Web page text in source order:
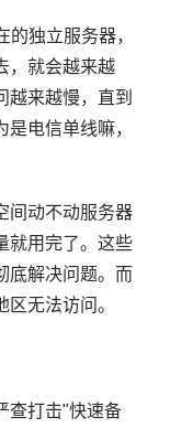
独立服务器，
，就会越来越
越来越慢，直到
电信单线嘛，
间动不动服务器
就用完了。这些
底解决问题。而
无法访问。
查打击"快速备